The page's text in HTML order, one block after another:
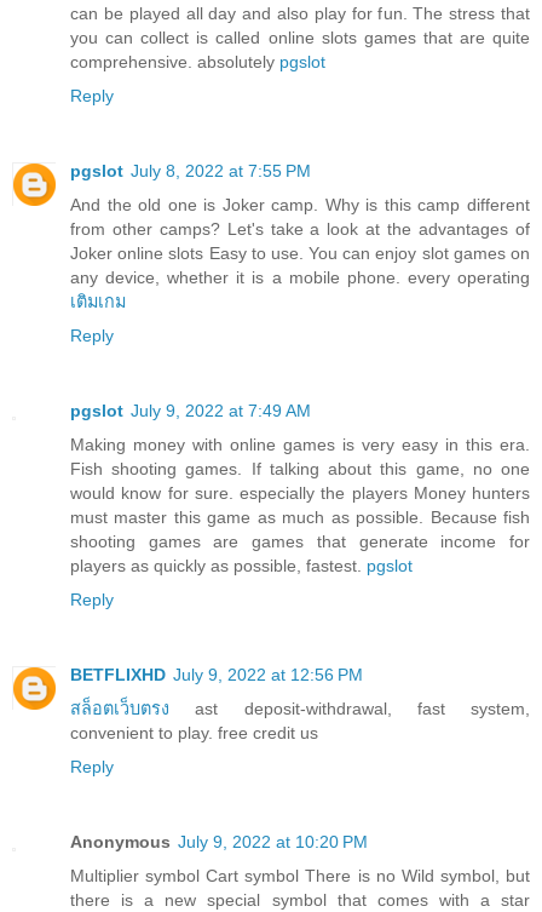
can be played all day and also play for fun. The stress that
you can collect is called online slots games that are quite
comprehensive. absolutely pgslot
Reply
pgslot July 8, 2022 at 7:55 PM
And the old one is Joker camp. Why is this camp different
from other camps? Let's take a look at the advantages of
Joker online slots Easy to use. You can enjoy slot games on
any device, whether it is a mobile phone. every operating
เติมเกม
Reply
pgslot July 9, 2022 at 7:49 AM
Making money with online games is very easy in this era.
Fish shooting games. If talking about this game, no one
would know for sure. especially the players Money hunters
must master this game as much as possible. Because fish
shooting games are games that generate income for
players as quickly as possible, fastest. pgslot
Reply
BETFLIXHD July 9, 2022 at 12:56 PM
สล็อตเว็บตรง ast deposit-withdrawal, fast system,
convenient to play. free credit us
Reply
Anonymous July 9, 2022 at 10:20 PM
Multiplier symbol Cart symbol There is no Wild symbol, but
there is a new special symbol that comes with a star